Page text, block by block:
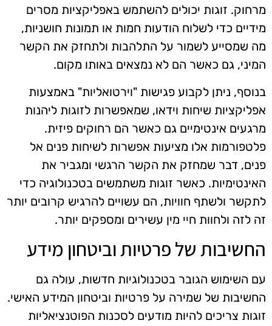
מרחוק. זוגות יכולים להשתמש באפליקציות מסרים
מידיים כדי לשלוח הודעות חמות או תמונות חושניות,
מה שמסייע לשמור על התלהבות ולתחזק את הקשר
המיני, גם כאשר הם לא נמצאים באותו מקום.
בנוסף, ניתן לקבוע פגישות "וירטואליות" באמצעות
אפליקציות שיחות וידאו, שמאפשרות לזוגות ליהנות
מרגעים אינטימיים גם כאשר הם רחוקים פיזית.
פלטפורמות אלו מציעות אפשרות לשיחות פנים אל
פנים, דבר שמחזק את הקשר הרגשי ומגביר את
האינטימיות. כאשר זוגות משתמשים בטכנולוגיה כדי
לתקשר ולשתף חוויות, הם עשויים להרגיש קרובים יותר
זה לזה ולחוות חיי מין עשירים ומספקים יותר.
החשיבות של פרטיות וביטחון מידע
עם השימוש הגובר בטכנולוגיות חדשות, עולה גם
החשיבות של שמירה על פרטיות וביטחון המידע האישי.
זוגות צריכים להיות מודעים לסכנות הפוטנציאליות